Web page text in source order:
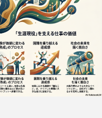
W杯の優勝を目指す日
本代表と目標設定
admin
2026.07.17